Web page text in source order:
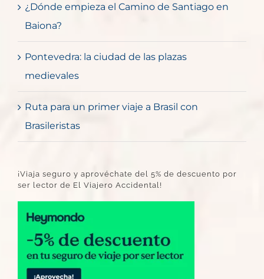
¿Dónde empieza el Camino de Santiago en
Baiona?
Pontevedra: la ciudad de las plazas
medievales
Ruta para un primer viaje a Brasil con
Brasileristas
¡Viaja seguro y aprovéchate del 5% de descuento por
ser lector de El Viajero Accidental!